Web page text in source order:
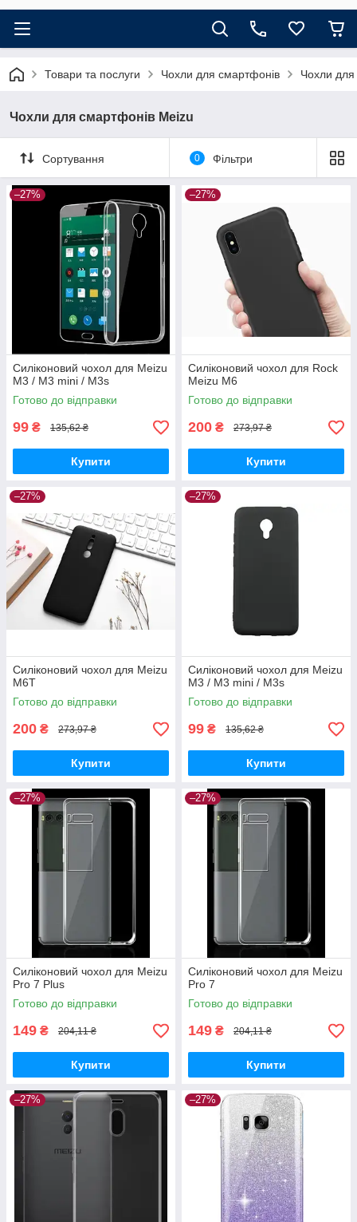
Товари та послуги Чохли для смартфонів Чохли
Чохли для смартфонів Meizu
Сортування 0 Фільтри
–27%
Силіконовий чохол для Meizu
M3 / M3 mini / M3s
Готово до відправки
99 ₴ 135,62 ₴
Купити
–27%
Силіконовий чохол для Rock
Meizu M6
Готово до відправки
200 ₴ 273,97 ₴
Купити
–27%
Силіконовий чохол для Meizu
M6T
Готово до відправки
200 ₴ 273,97 ₴
Купити
–27%
Силіконовий чохол для Meizu
M3 / M3 mini / M3s
Готово до відправки
99 ₴ 135,62 ₴
Купити
–27%
Силіконовий чохол для Meizu
Pro 7 Plus
Готово до відправки
149 ₴ 204,11 ₴
Купити
–27%
Силіконовий чохол для Meizu
Pro 7
Готово до відправки
149 ₴ 204,11 ₴
Купити
–27% –27%